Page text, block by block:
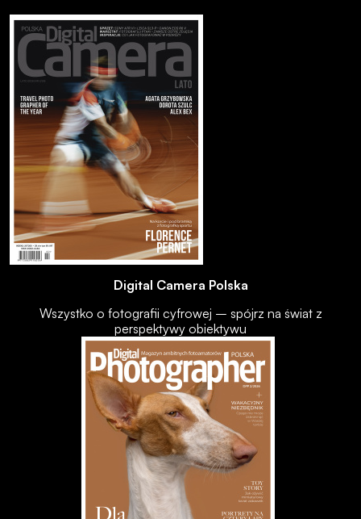
Digital Camera Polska
Wszystko o fotografii cyfrowej – spójrz na świat z
perspektywy obiektywu